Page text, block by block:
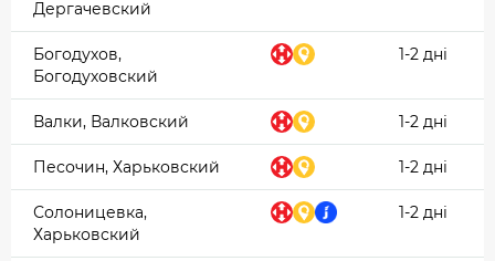
Дергачевский
Богодухов,
Богодуховский
1-2 дні
Валки, Валковский 1-2 дні
Песочин, Харьковский 1-2 дні
Солоницевка,
Харьковский
1-2 дні